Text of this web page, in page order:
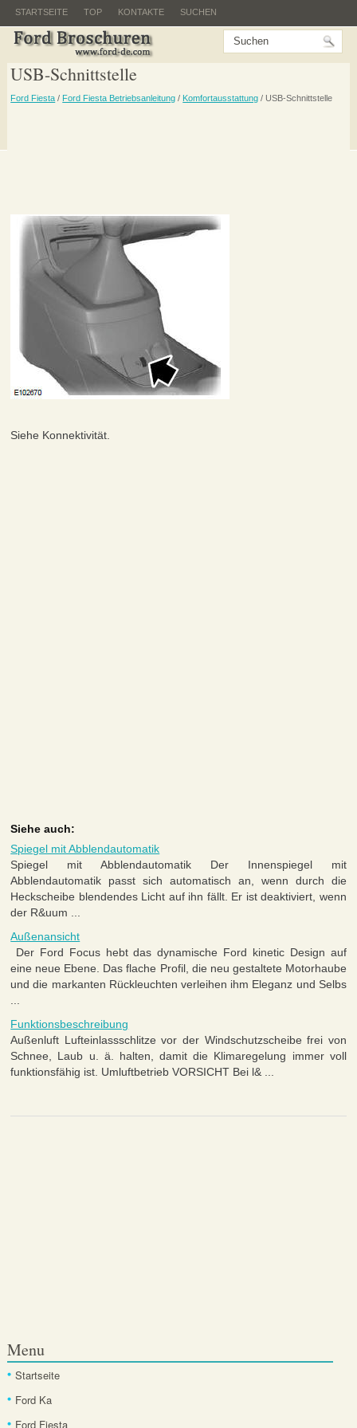
STARTSEITE TOP KONTAKTE SUCHEN
USB-Schnittstelle
Ford Fiesta / Ford Fiesta Betriebsanleitung / Komfortausstattung / USB-Schnittstelle
Siehe Konnektivität.
Siehe auch:
Spiegel mit Abblendautomatik
Spiegel mit Abblendautomatik Der Innenspiegel mit
Abblendautomatik passt sich automatisch an, wenn durch die
Heckscheibe blendendes Licht auf ihn fällt. Er ist deaktiviert, wenn
der R&uum ...
Außenansicht
Der Ford Focus hebt das dynamische Ford kinetic Design auf
eine neue Ebene. Das flache Profil, die neu gestaltete Motorhaube
und die markanten Rückleuchten verleihen ihm Eleganz und Selbs
...
Funktionsbeschreibung
Außenluft Lufteinlassschlitze vor der Windschutzscheibe frei von
Schnee, Laub u. ä. halten, damit die Klimaregelung immer voll
funktionsfähig ist. Umluftbetrieb VORSICHT Bei l& ...
Menu
Startseite
Ford Ka
Ford Fiesta